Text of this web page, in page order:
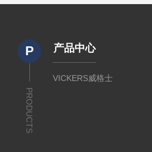
P
PRODUCTS
产品中心
VICKERS威格士